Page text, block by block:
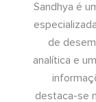
Sandhya é
de
analítica e
destaca-se